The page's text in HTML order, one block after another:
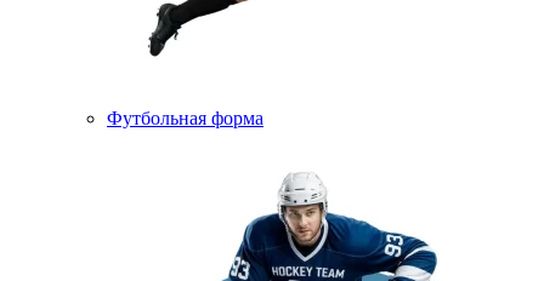
Футбольная форма